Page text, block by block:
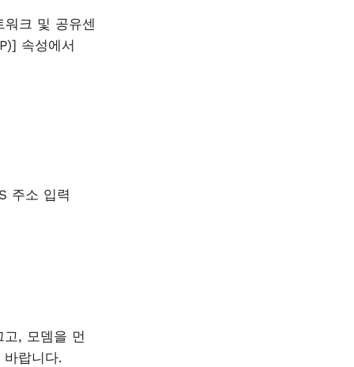
크 및 공유센
속성에서
주소 입력
, 모뎀을 먼
랍니다.